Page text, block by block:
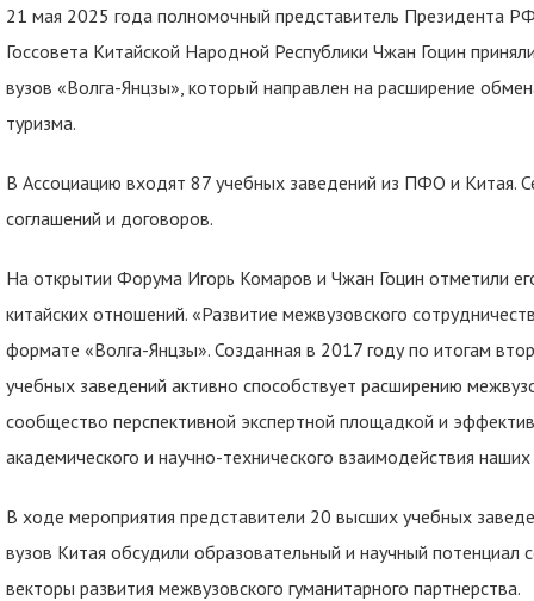
21 мая 2025 года полномочный представитель Президента
Госсовета Китайской Народной Республики Чжан Гоцин
вузов «Волга-Янцзы», который направлен на расширение
туризма.
В Ассоциацию входят 87 учебных заведений из ПФО и Китая.
соглашений и договоров.
На открытии Форума Игорь Комаров и Чжан Гоцин отметили
китайских отношений. «Развитие межвузовского
формате «Волга-Янцзы». Созданная в 2017 году по итогам
учебных заведений активно способствует расширению
сообщество перспективной экспертной площадкой и
академического и научно-технического взаимодействия
В ходе мероприятия представители 20 высших учебных
вузов Китая обсудили образовательный и научный потенциал
векторы развития межвузовского гуманитарного партнерства.